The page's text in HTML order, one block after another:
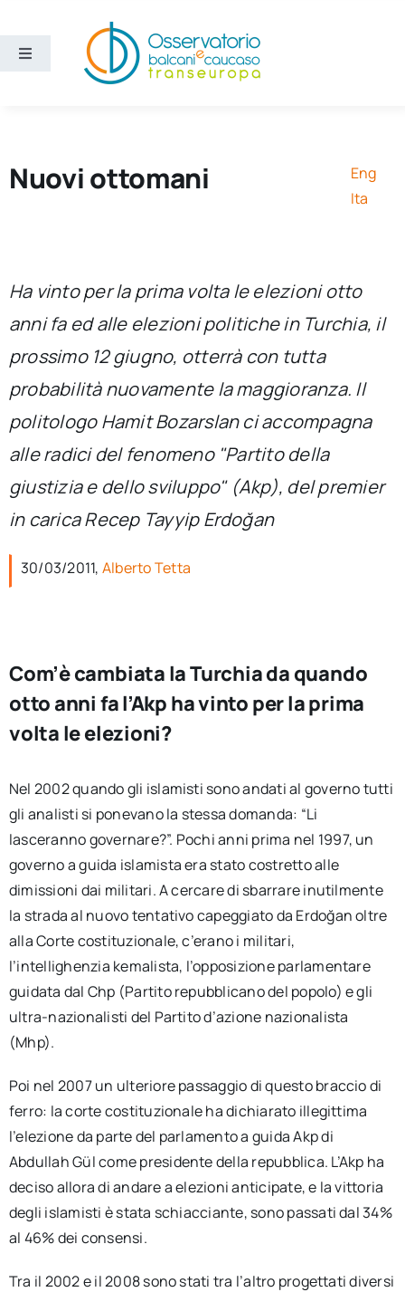
contenuto
Toggle
Sezioni
Cerca
per:
Newsletter
Ita
Nuovi ottomani
Eng
Ita
Ha vinto per la prima volta le elezioni otto
anni fa ed alle elezioni politiche in Turchia, il
prossimo 12 giugno, otterrà con tutta
probabilità nuovamente la maggioranza. Il
politologo Hamit Bozarslan ci accompagna
alle radici del fenomeno "Partito della
giustizia e dello sviluppo" (Akp), del premier
in carica Recep Tayyip Erdoğan
30/03/2011, Alberto Tetta
Com’è cambiata la Turchia da quando
otto anni fa l’Akp ha vinto per la prima
volta le elezioni?
Nel 2002 quando gli islamisti sono andati al governo tutti
gli analisti si ponevano la stessa domanda: “Li
lasceranno governare?”. Pochi anni prima nel 1997, un
governo a guida islamista era stato costretto alle
dimissioni dai militari. A cercare di sbarrare inutilmente
la strada al nuovo tentativo capeggiato da Erdoğan oltre
alla Corte costituzionale, c’erano i militari,
l’intellighenzia kemalista, l’opposizione parlamentare
guidata dal Chp (Partito repubblicano del popolo) e gli
ultra-nazionalisti del Partito d’azione nazionalista
(Mhp).
Poi nel 2007 un ulteriore passaggio di questo braccio di
ferro: la corte costituzionale ha dichiarato illegittima
l’elezione da parte del parlamento a guida Akp di
Abdullah Gül come presidente della repubblica. L’Akp ha
deciso allora di andare a elezioni anticipate, e la vittoria
degli islamisti è stata schiacciante, sono passati dal 34%
al 46% dei consensi.
Tra il 2002 e il 2008 sono stati tra l’altro progettati diversi